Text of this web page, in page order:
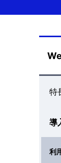
の
現
在
を
ロ
ー
カ
ル
ナ
ビ
特
導
利